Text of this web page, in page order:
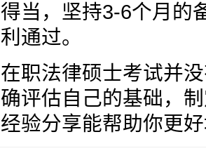
得当，坚持3-6个月的
利通过。
在职法律硕士考试并
确评估自己的基础，
经验分享能帮助你更